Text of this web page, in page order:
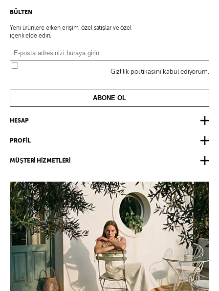
BÜLTEN
Yeni ürünlere erken erişim, özel satışlar ve özel
içerik elde edin.
Gizlilik politikasını kabul ediyorum.
ABONE OL
HESAP
PROFİL
MÜŞTERİ HİZMETLERİ